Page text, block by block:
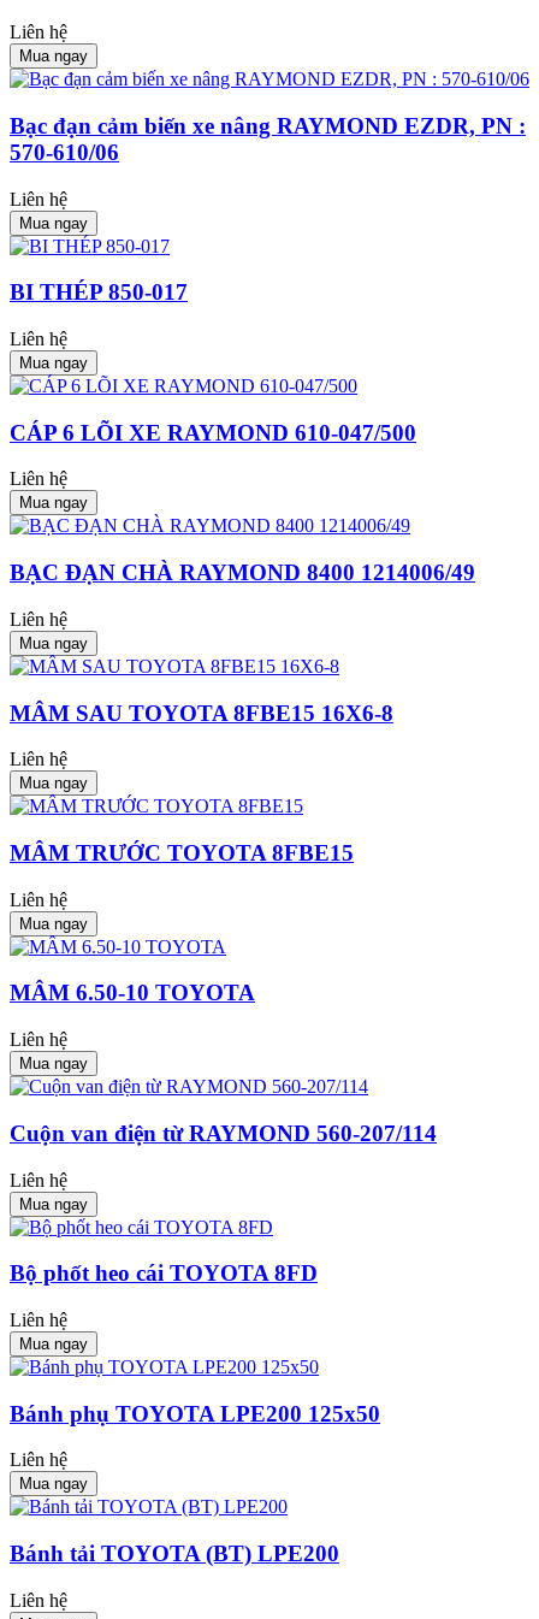
Liên hệ
Mua ngay
Bạc đạn cảm biến xe nâng RAYMOND EZDR, PN :
570-610/06
Liên hệ
Mua ngay
BI THÉP 850-017
Liên hệ
Mua ngay
CÁP 6 LÕI XE RAYMOND 610-047/500
Liên hệ
Mua ngay
BẠC ĐẠN CHÀ RAYMOND 8400 1214006/49
Liên hệ
Mua ngay
MÂM SAU TOYOTA 8FBE15 16X6-8
Liên hệ
Mua ngay
MÂM TRƯỚC TOYOTA 8FBE15
Liên hệ
Mua ngay
MÂM 6.50-10 TOYOTA
Liên hệ
Mua ngay
Cuộn van điện từ RAYMOND 560-207/114
Liên hệ
Mua ngay
Bộ phốt heo cái TOYOTA 8FD
Liên hệ
Mua ngay
Bánh phụ TOYOTA LPE200 125x50
Liên hệ
Mua ngay
Bánh tải TOYOTA (BT) LPE200
Liên hệ